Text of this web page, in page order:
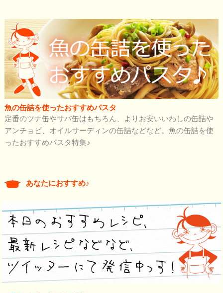
魚の缶詰を使ったおすすめパスタ
定番のツナ缶やサバ缶はもちろん、よりお安いいわしの缶詰や
アンチョビ、オイルサーディンの缶詰などなど。魚の缶詰を使
ったおすすめパスタ特集♪
あなたにおすすめ♪